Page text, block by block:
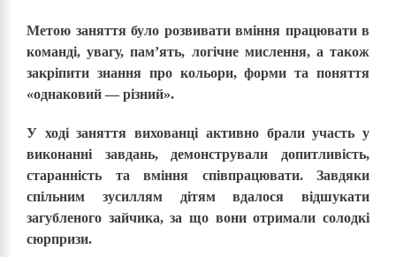
Метою заняття було розвивати вміння працювати в
команді, увагу, пам’ять, логічне мислення, а також
закріпити знання про кольори, форми та поняття
«однаковий — різний».
У ході заняття вихованці активно брали участь у
виконанні завдань, демонстрували допитливість,
старанність та вміння співпрацювати. Завдяки
спільним зусиллям дітям вдалося відшукати
загубленого зайчика, за що вони отримали солодкі
сюрпризи.